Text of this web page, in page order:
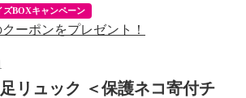
ズBOXキャンペーン
ーポンをプレゼント！
リュック ＜保護ネコ寄付チ